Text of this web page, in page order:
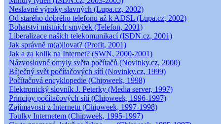
Neslavné výroky slavných (Lupa.cz, 2002)
Od starého dobrého telefonu až k ADSL (Lupa.cz, 2002)
Bohatství místních smyček (Telefon, 2001)
Liberalizace našich telekomunikací (ISDN.cz, 2001)
Jak správně m(a)ilovat? (Profit, 2001)
Jak a za kolik na Internet? (SWN, 2000-2001)
Názvoslovné omyly světa počítačů (Novinky.cz, 2000)
Báječný svět počítačových sítí (Novinky.cz, 1999)
Počítačová encyklopedie (Chipweek, 1998)
Elektronický slovník J. Peterky (Media server, 1997)
Principy počítačových sítí (Chipweek, 1996-1997)
Zajímavosti z Internetu (Chipweek, 1997-1998)
Toulky Internetem (Chipweek, 1995-1997)